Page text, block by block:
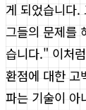
게 되었습니다.
그들의 문제를
습니다." 이처
환점에 대한 고
파는 기술이 아